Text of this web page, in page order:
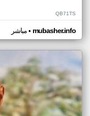
QB71TS
مباشر• mubasher.info